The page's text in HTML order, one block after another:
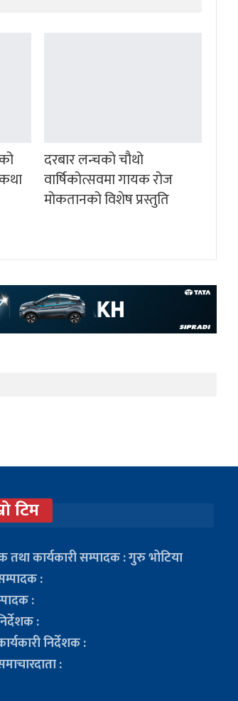
दरबार लन्चको चौथो
वार्षिकोत्सवमा गायक रोज
मोकतानको विशेष प्रस्तुति
टिम
तथा कार्यकारी सम्पादक : गुरु भोटिया
:
:
:
निर्देशक :
: